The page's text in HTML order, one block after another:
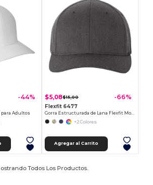
-44%
para Adultos
$5,08$15,00 -66%
Flexfit 6477
+2 Colores
Agregar al Carrito
Todos Los Productos.